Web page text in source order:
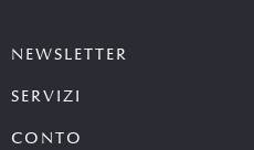
NEWSLETTER
SERVIZI
CONTO